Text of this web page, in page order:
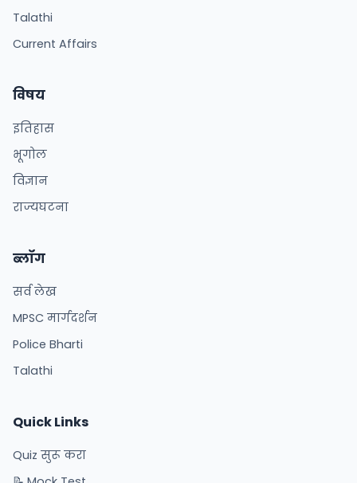
Talathi
Current Affairs
विषय
इतिहास
भूगोल
विज्ञान
राज्यघटना
ब्लॉग
सर्व लेख
MPSC मार्गदर्शन
Police Bharti
Talathi
Quick Links
Quiz सुरू करा